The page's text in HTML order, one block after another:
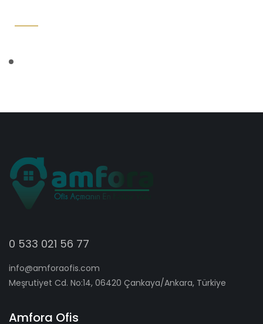
0 533 021 56 77
info@amforaofis.com
Meşrutiyet Cd. No:14, 06420 Çankaya/Ankara, Türkiye
Amfora Ofis